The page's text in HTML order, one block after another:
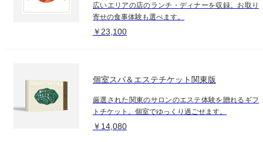
広いエリアの店のランチ・ディナーを収録。お取り
寄せの食事体験も選べます。
￥23,100
個室スパ＆エステチケット関東版
厳選された関東のサロンのエステ体験を贈れるギフ
トチケット。個室でゆっくり過ごせます。
￥14,080